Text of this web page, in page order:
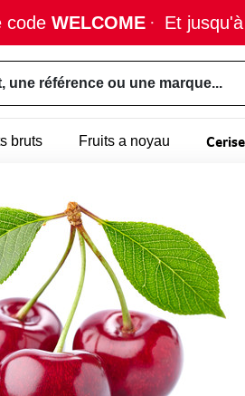
code WELCOME · Et jusqu'à
une référence ou une marque...
bruts Fruits a noyau